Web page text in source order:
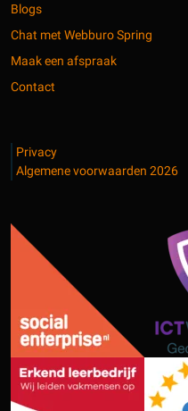
Blogs
Chat met Webburo Spring
Maak een afspraak
Contact
Privacy
Algemene voorwaarden 2026